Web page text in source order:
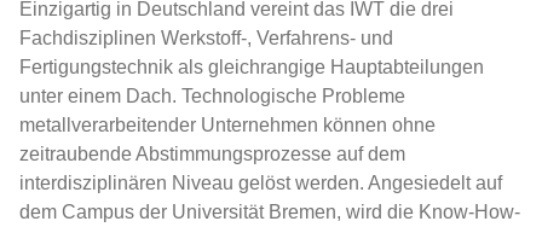
Einzigartig in Deutschland vereint das IWT die drei
Fachdisziplinen Werkstoff-, Verfahrens- und
Fertigungstechnik als gleichrangige Hauptabteilungen
unter einem Dach. Technologische Probleme
metallverarbeitender Unternehmen können ohne
zeitraubende Abstimmungsprozesse auf dem
interdisziplinären Niveau gelöst werden. Angesiedelt auf
dem Campus der Universität Bremen, wird die Know-How-